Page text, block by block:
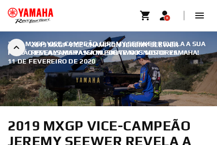
2019 MXGP VICE-CHAMPION JEREMY SEEWER
REVEALS HIS PASSION FOR TWO KINDS OF YAMAHA!
2019 MXGP VICE-CAMPEÃO JEREMY SEEWER REVELA A SUA
PAIXÃO PELA YAMAHA NA MÚSICA E NOS MOTORES! |
11 DE FEVEREIRO DE 2020
2019 MXGP VICE-CAMPEÃO
JEREMY SEEWER REVELA A